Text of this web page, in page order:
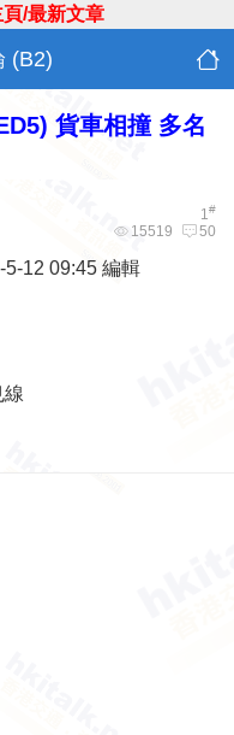
頁/最新文章
(B2)
貨車相撞 多名
1#
15519 50
12 09:45 編輯
線